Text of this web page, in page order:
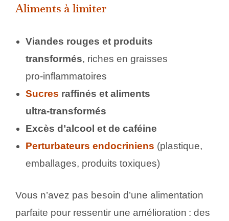
Aliments à limiter
Viandes rouges et produits
transformés, riches en graisses
pro‑inflammatoires
Sucres raffinés et aliments
ultra‑transformés
Excès d’alcool et de caféine
Perturbateurs endocriniens (plastique,
emballages, produits toxiques)
Vous n’avez pas besoin d’une alimentation
parfaite pour ressentir une amélioration : des